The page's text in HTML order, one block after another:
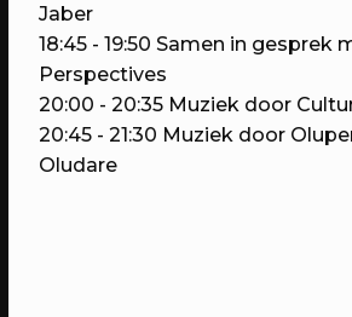
Jaber
18:45 - 19:50 Samen in gesprek
Perspectives
20:00 - 20:35 Muziek door
20:45 - 21:30 Muziek door
Oludare